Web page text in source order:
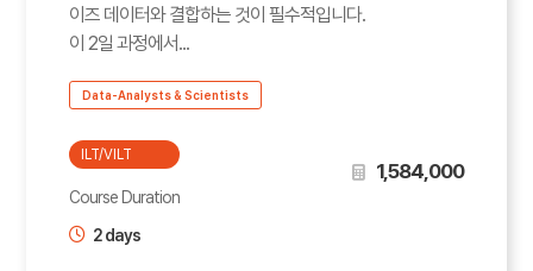
이즈 데이터와 결합하는 것이 필수적입니다.
이 2일 과정에서...
Data-Analysts & Scientists
ILT/VILT
Course Duration
2 days
1,584,000